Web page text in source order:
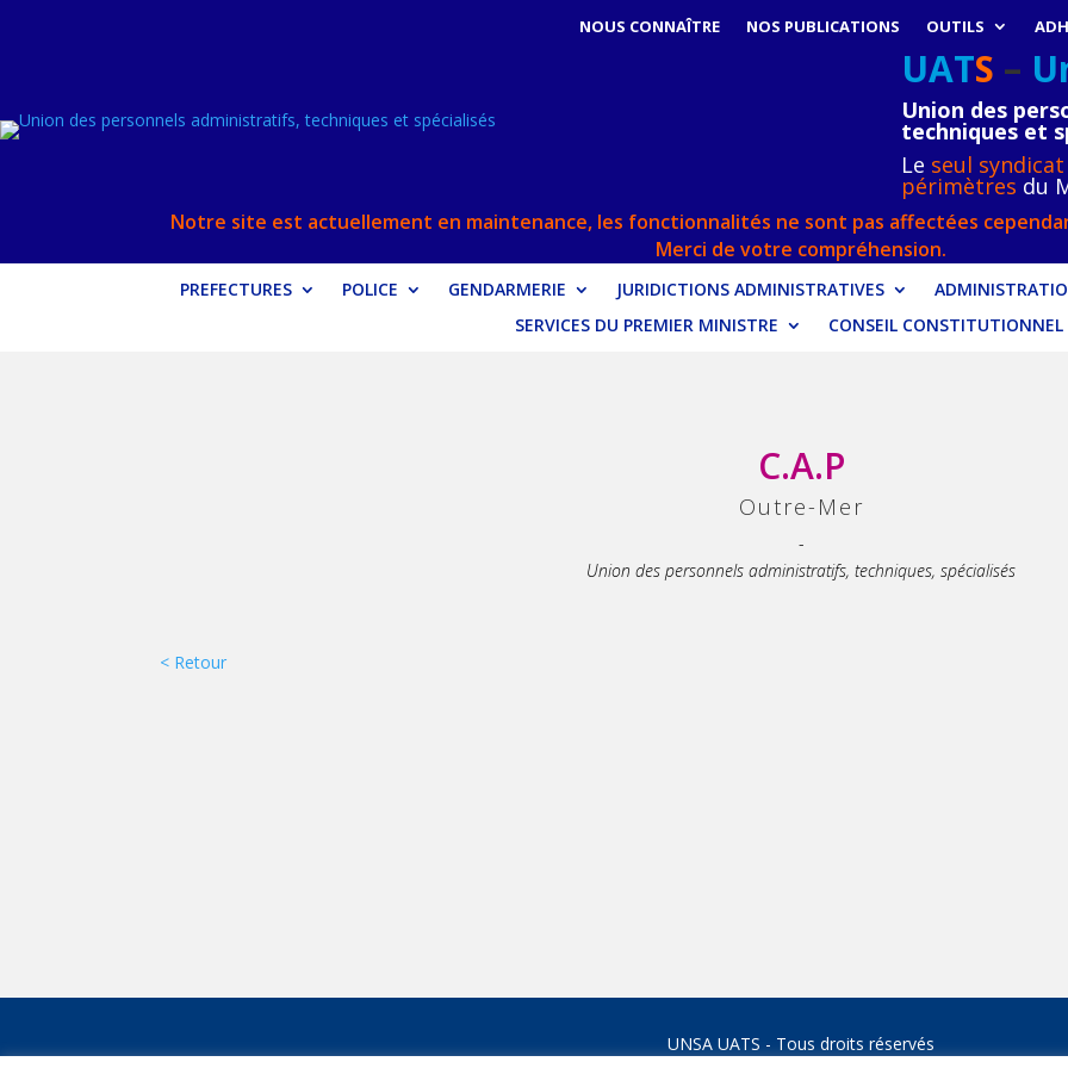
NOUS CONNAÎTRE NOS PUBLICATIONS OUTILS
UATS –
Union des
techniques et
Le seul
périmètres du
Notre site est actuellement en maintenance, les fonctionnalités ne sont pas affectées
Merci de votre compréhension.
PREFECTURES POLICE GENDARMERIE JURIDICTIONS ADMINISTRATIVES
SERVICES DU PREMIER MINISTRE
CONSEIL CONSTITUTIONNEL
C.A.P
Outre-Mer
-
Union des personnels administratifs, techniques, spécialisés
< Retour
UNSA UATS - Tous droits réservés